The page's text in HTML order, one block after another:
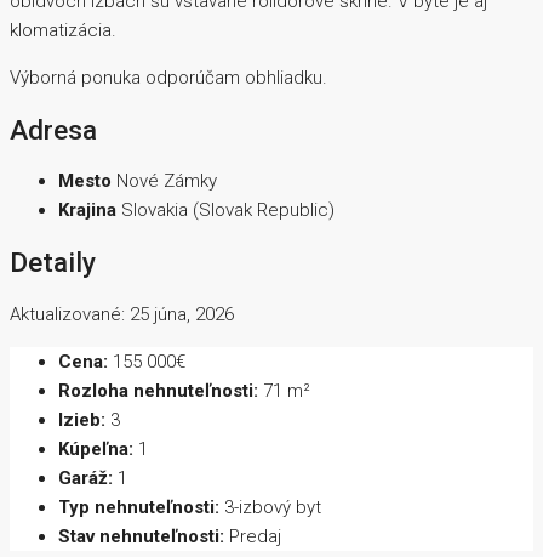
klomatizácia.
Výborná ponuka odporúčam obhliadku.
Adresa
Mesto Nové Zámky
Krajina Slovakia (Slovak Republic)
Detaily
Aktualizované: 25 júna, 2026
Cena: 155 000€
Rozloha nehnuteľnosti: 71 m²
Izieb: 3
Kúpeľna: 1
Garáž: 1
Typ nehnuteľnosti: 3-izbový byt
Stav nehnuteľnosti: Predaj